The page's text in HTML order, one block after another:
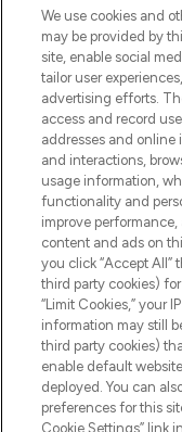
beste
make-up
Shop
Do Not
We use cookies and
may be provided by
site, enable social
tailor user
advertising efforts.
access and record
addresses and online
and interactions,
usage information,
functionality and
improve
content and ads on
you click “Accept All”
third party cookies)
“Limit Cookies,” your
information may still
third party cookies)
enable default
deployed. You can
preferences for this
Cookie Settings” link